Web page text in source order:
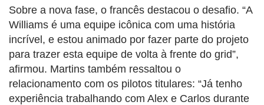
Sobre a nova fase, o francês destacou o desafio. “A
Williams é uma equipe icônica com uma história
incrível, e estou animado por fazer parte do projeto
para trazer esta equipe de volta à frente do grid”,
afirmou. Martins também ressaltou o
relacionamento com os pilotos titulares: “Já tenho
experiência trabalhando com Alex e Carlos durante